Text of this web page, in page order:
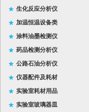
生化反应分析仪
加温恒温设备类
涂料油墨检测仪
药品检测分析仪
公路石油分析仪
仪器配件及耗材
实验室耗材用品
实验室玻璃器皿